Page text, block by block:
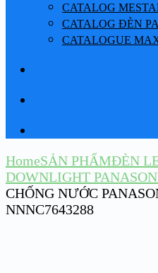
CATALOG
CATALOG ĐÈN
CATALOGUE
HomeSẢN PHẨMĐÈN
DOWNLIGHT
CHỐNG NƯỚC
NNNC7643288